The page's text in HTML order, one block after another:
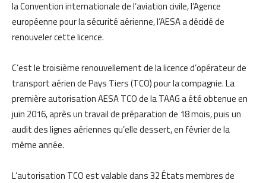
la Convention internationale de l’aviation civile, l’Agence
européenne pour la sécurité aérienne, l’AESA a décidé de
renouveler cette licence.
C’est le troisième renouvellement de la licence d’opérateur de
transport aérien de Pays Tiers (TCO) pour la compagnie. La
première autorisation AESA TCO de la TAAG a été obtenue en
juin 2016, après un travail de préparation de 18 mois, puis un
audit des lignes aériennes qu’elle dessert, en février de la
même année.
L’autorisation TCO est valable dans 32 États membres de